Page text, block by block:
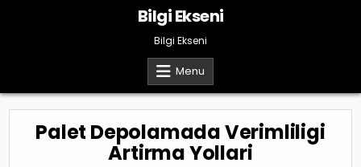
Bilgi Ekseni
Bilgi Ekseni
Menu
Palet Depolamada Verimliligi
Artirma Yollari